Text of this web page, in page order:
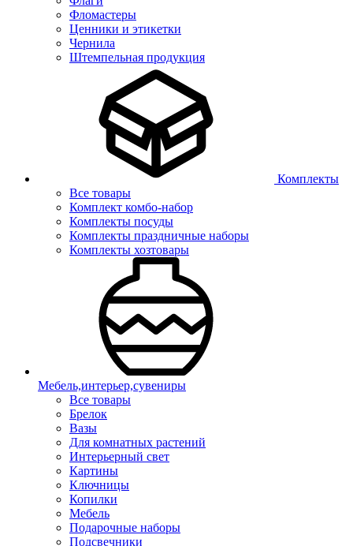
Фломастеры
Ценники и этикетки
Чернила
Штемпельная продукция
Комплекты
Все товары
Комплект комбо-набор
Комплекты посуды
Комплекты праздничные наборы
Комплекты хозтовары
Мебель,интерьер,сувениры
Все товары
Брелок
Вазы
Для комнатных растений
Интерьерный свет
Картины
Ключницы
Копилки
Мебель
Подарочные наборы
Подсвечники